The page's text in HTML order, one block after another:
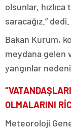
olsunlar,
saracağız.” dedi.
Bakan Kurum,
meydana gelen
yangınlar
OLMALARINI
Meteoroloji